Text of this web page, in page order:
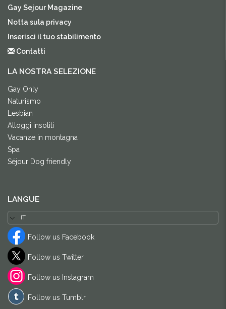
Gay Sejour Magazine
Notta sula privacy
Inserisci il tuo stabilimento
Contatti
LA NOSTRA SELEZIONE
Gay Only
Naturismo
Lesbian
Alloggi insoliti
Vacanze in montagna
Spa
Séjour Dog friendly
LANGUE
Follow us Facebook
Follow us Twitter
Follow us Instagram
Follow us Tumblr